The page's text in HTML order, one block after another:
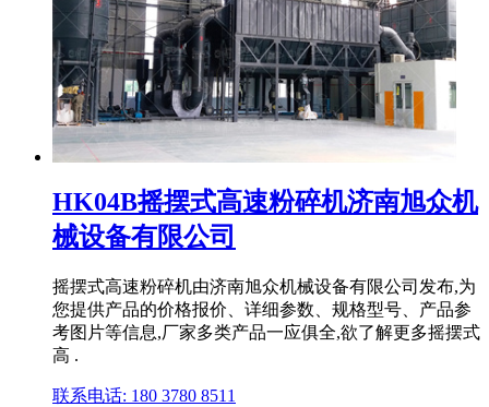
HK04B摇摆式高速粉碎机济南旭众机
械设备有限公司
摇摆式高速粉碎机由济南旭众机械设备有限公司发布,为
您提供产品的价格报价、详细参数、规格型号、产品参
考图片等信息,厂家多类产品一应俱全,欲了解更多摇摆式
高 .
联系电话: 180 3780 8511